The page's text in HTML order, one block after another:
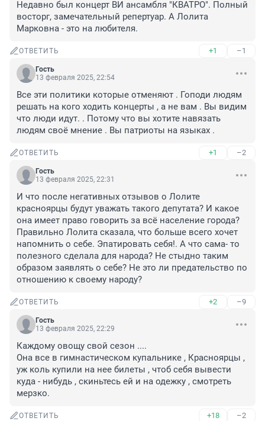
Недавно был концерт ВИ ансамбля "КВАТРО". Полный
восторг, замечательный репертуар. А Лолита
Марковна - это на любителя.
ОТВЕТИТЬ +1 –1
Гость
13 февраля 2025, 22:54
Все эти политики которые отменяют . Гоподи людям
решать на кого ходить концерты , а не вам . Вы видим
что люди идут. . Потому что вы хотите навязать
людям своё мнение . Вы патриоты на языках .
ОТВЕТИТЬ +1 –2
Гость
13 февраля 2025, 22:31
И что после негативных отзывов о Лолите
красноярцы будут уважать такого депутата? И какое
она имеет право говорить за всё население города?
Правильно Лолита сказала, что больше всего хочет
напомнить о себе. Эпатировать себя!. А что сама- то
полезного сделала для народа? Не стыдно таким
образом заявлять о себе? Не это ли предательство по
отношению к своему народу?
ОТВЕТИТЬ +2 –9
Гость
13 февраля 2025, 22:29
Каждому овощу свой сезон ....
Она все в гимнастическом купальнике , Красноярцы ,
уж коль купили на нее билеты , чтоб себя вывести
куда - нибудь , скиньтесь ей и на одежку , смотреть
мерзко.
ОТВЕТИТЬ +18 –2